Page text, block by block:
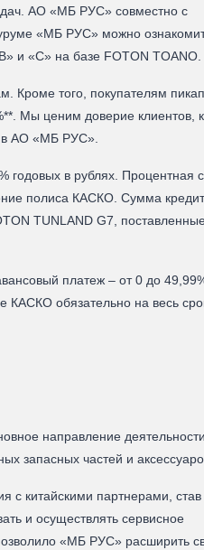
АО «МБ РУС» совместно с
«МБ РУС» можно
и «С» на базе FOTON TOANO.
Кроме того, покупателям
Мы ценим доверие клиентов,
в АО «МБ РУС».
в рублях. Процентная
полиса КАСКО. Сумма
TUNLAND G7,
платеж – от 0 до
КАСКО обязательно на весь
направление
запасных частей и
с китайскими партнерами, став
и осуществлять сервисное
«МБ РУС» расширить